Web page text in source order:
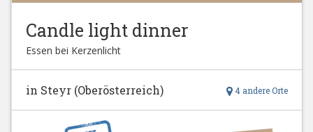
Candle light dinner
Essen bei Kerzenlicht
4 andere Orte
in Steyr (Oberösterreich)